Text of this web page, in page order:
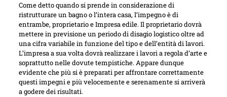
Come detto quando si prende in considerazione di
ristrutturare un bagno o l’intera casa, l’impegno è di
entrambe, proprietario e Impresa edile. Il proprietario dovrà
mettere in previsione un periodo di disagio logistico oltre ad
una cifra variabile in funzione del tipo e dell’entità di lavori.
L’impresa a sua volta dovrà realizzare i lavori a regola d’arte e
soprattutto nelle dovute tempistiche. Appare dunque
evidente che più si è preparati per affrontare correttamente
questi impegni e più velocemente e serenamente si arriverà
a godere dei risultati.